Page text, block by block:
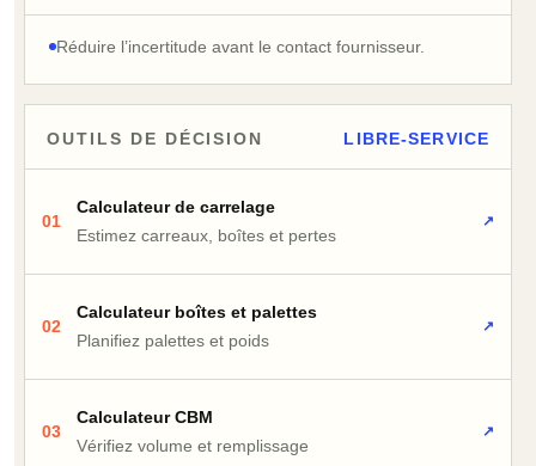
Réduire l’incertitude avant le contact fournisseur.
OUTILS DE DÉCISION LIBRE-SERVICE
01
Calculateur de carrelage
Estimez carreaux, boîtes et pertes
↗
02
Calculateur boîtes et palettes
Planifiez palettes et poids
↗
03
Calculateur CBM
Vérifiez volume et remplissage
↗